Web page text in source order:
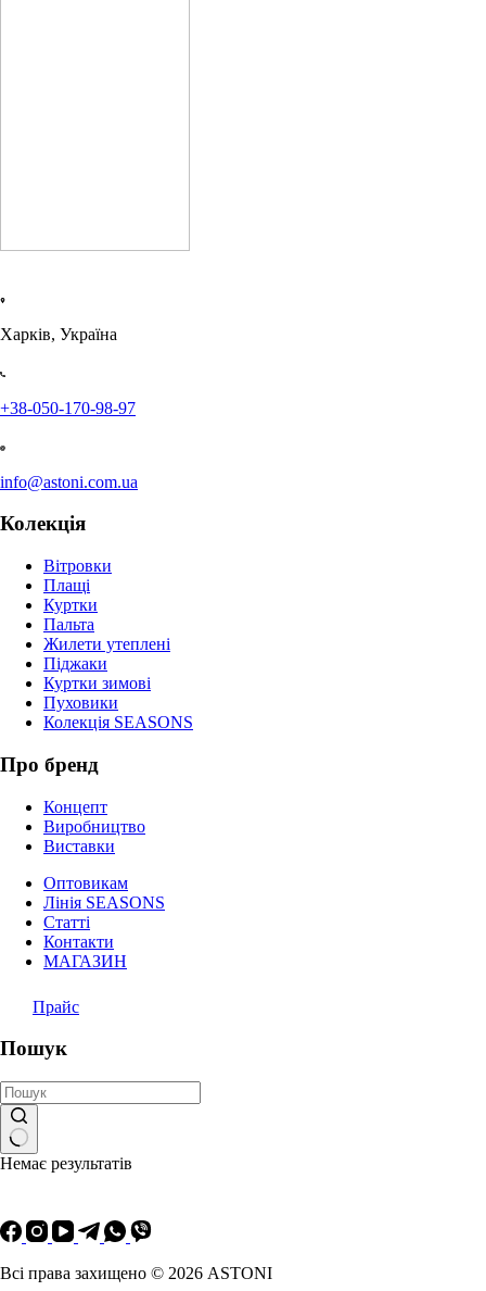
Харків, Україна
+38-050-170-98-97
info@astoni.com.ua
Колекція
Вітровки
Плащі
Куртки
Пальта
Жилети утеплені
Піджаки
Куртки зимові
Пуховики
Колекція SEASONS
Про бренд
Концепт
Виробництво
Виставки
Оптовикам
Лінія SEASONS
Статті
Контакти
МАГАЗИН
Прайс
Пошук
Немає результатів
Всі права захищено © 2026 ASTONI